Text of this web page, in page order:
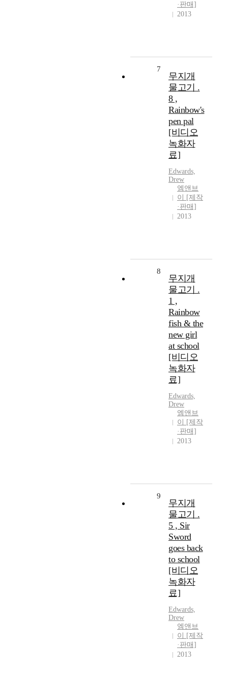
·판매]
2013
7
무지개
물고기 .
8 ,
Rainbow's
pen pal
[비디오
녹화자
료]
Edwards,
Drew
엠앤브
이 [제작
·판매]
2013
8
무지개
물고기 .
1 ,
Rainbow
fish & the
new girl
at school
[비디오
녹화자
료]
Edwards,
Drew
엠앤브
이 [제작
·판매]
2013
9
무지개
물고기 .
5 , Sir
Sword
goes back
to school
[비디오
녹화자
료]
Edwards,
Drew
엠앤브
이 [제작
·판매]
2013